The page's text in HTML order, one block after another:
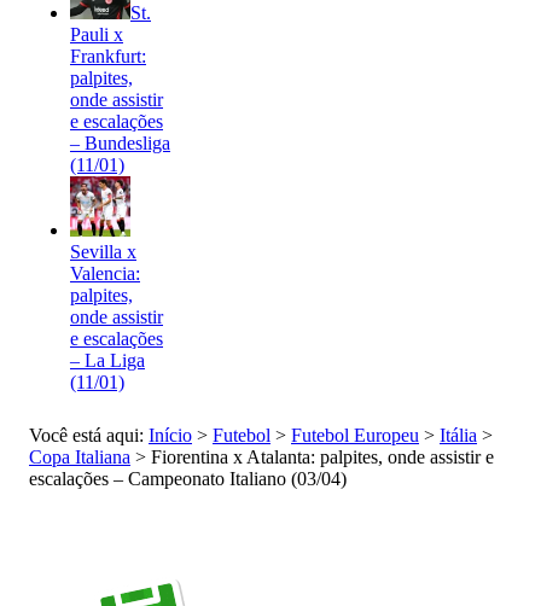
St.
Pauli x
Frankfurt:
palpites,
onde assistir
e escalações
– Bundesliga
(11/01)
Sevilla x
Valencia:
palpites,
onde assistir
e escalações
– La Liga
(11/01)
Você está aqui: Início > Futebol > Futebol Europeu > Itália >
Copa Italiana > Fiorentina x Atalanta: palpites, onde assistir e
escalações – Campeonato Italiano (03/04)